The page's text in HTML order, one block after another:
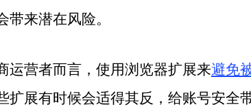
来潜在风险。
运营者而言，使用浏览器扩展来避免
扩展有时候会适得其反，给账号安全